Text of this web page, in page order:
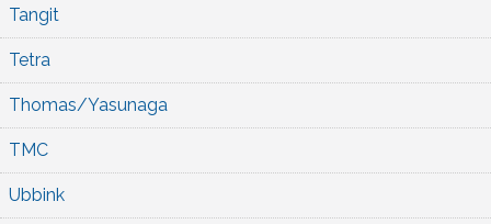
Tangit
Tetra
Thomas/Yasunaga
TMC
Ubbink